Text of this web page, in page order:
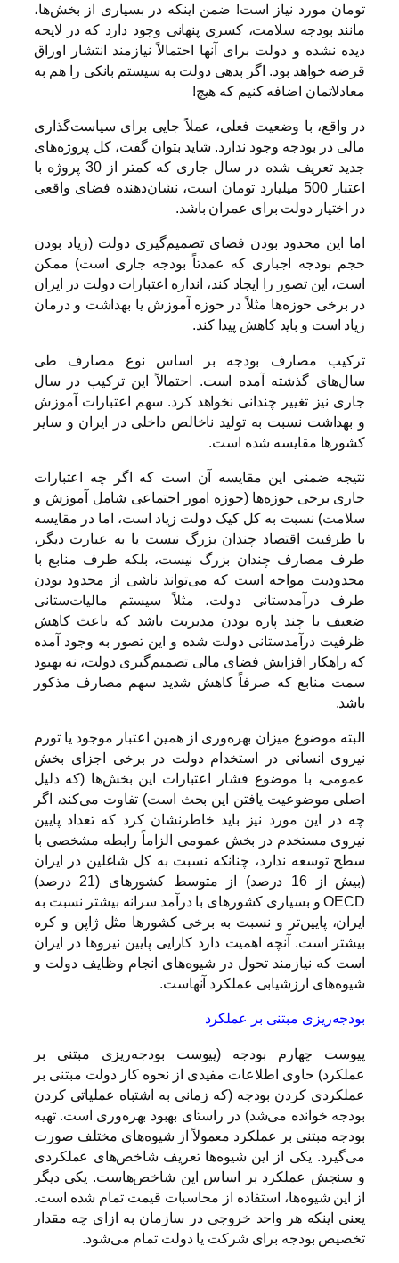
تومان مورد نیاز است! ضمن اینکه در بسیاری از بخش‌ها،‌
مانند بودجه سلامت، کسری پنهانی وجود دارد که در لایحه
دیده نشده و دولت برای آنها احتمالاً نیازمند انتشار اوراق
قرضه خواهد بود. اگر بدهی دولت به سیستم بانکی را هم به
معادلاتمان اضافه کنیم که هیچ!
در واقع، با وضعیت فعلی، عملاً جایی برای سیاست‌گذاری
مالی در بودجه وجود ندارد. شاید بتوان گفت، کل پروژه‌های
جدید تعریف شده در سال جاری که کمتر از 30 پروژه با
اعتبار 500 میلیارد تومان است، نشان‌دهنده فضای واقعی
در اختیار دولت برای عمران باشد.
اما این محدود بودن فضای تصمیم‌گیری دولت (زیاد بودن
حجم بودجه اجباری که عمدتاً بودجه جاری است) ممکن
است، این تصور را ایجاد کند، اندازه اعتبارات دولت در ایران
در برخی حوزه‌ها مثلاً در حوزه آموزش یا بهداشت و درمان
زیاد است و باید کاهش پیدا کند.
ترکیب مصارف بودجه بر اساس نوع مصارف طی
سال‌های گذشته آمده است. احتمالاً این ترکیب در سال
جاری نیز تغییر چندانی نخواهد کرد. سهم اعتبارات آموزش
و بهداشت نسبت به تولید ناخالص داخلی در ایران و سایر
کشورها مقایسه شده است.
نتیجه ضمنی این مقایسه آن است که اگر چه اعتبارات
جاری برخی حوزه‌ها (حوزه امور اجتماعی شامل آموزش و
سلامت) نسبت به کل کیک دولت زیاد است، اما در مقایسه
با ظرفیت اقتصاد چندان بزرگ نیست یا به عبارت دیگر،
طرف مصارف چندان بزرگ نیست، بلکه طرف منابع با
محدودیت مواجه است که می‌تواند ناشی از محدود بودن
طرف درآمدستانی دولت، مثلاً سیستم مالیات‌ستانی
ضعیف یا چند پاره بودن مدیریت باشد که باعث کاهش
ظرفیت درآمدستانی دولت شده و این تصور به وجود آمده
که راهکار افزایش فضای مالی تصمیم‌گیری دولت، نه بهبود
سمت منابع که صرفاً کاهش شدید سهم مصارف مذکور
باشد.
البته موضوع میزان بهره‌وری از همین اعتبار موجود یا تورم
نیروی انسانی در استخدام دولت در برخی اجزای بخش
عمومی، با موضوع فشار اعتبارات این بخش‌ها (که دلیل
اصلی موضوعیت یافتن این بحث است) تفاوت می‌کند، اگر
چه در این مورد نیز باید خاطرنشان کرد که تعداد پایین
نیروی مستخدم در بخش عمومی الزاماً رابطه مشخصی با
سطح توسعه ندارد، چنانکه نسبت به کل شاغلین در ایران
(بیش از 16 درصد) از متوسط کشورهای (21 درصد)
OECD و بسیاری کشورهای با درآمد سرانه بیشتر نسبت به
ایران، پایین‌تر و نسبت به برخی کشورها مثل ژاپن و کره
بیشتر است. آنچه اهمیت دارد کارایی پایین نیروها در ایران
است که نیازمند تحول در شیوه‌های انجام وظایف دولت و
شیوه‌های ارزشیابی عملکرد آنهاست.
بودجه‌ریزی مبتنی بر عملکرد
پیوست چهارم بودجه (پیوست بودجه‌ریزی مبتنی بر
عملکرد) حاوی اطلاعات مفیدی از نحوه کار دولت مبتنی بر
عملکردی کردن بودجه (که زمانی به اشتباه عملیاتی کردن
بودجه خوانده می‌شد) در راستای بهبود بهره‌وری است. تهیه
بودجه مبتنی بر عملکرد معمولاً از شیوه‌های مختلف صورت
می‌گیرد. یکی از این شیوه‌ها تعریف شاخص‌های عملکردی
و سنجش عملکرد بر اساس این شاخص‌هاست. یکی دیگر
از این شیوه‌ها، استفاده از محاسبات قیمت تمام شده است.
یعنی اینکه هر واحد خروجی در سازمان به ازای چه مقدار
تخصیص بودجه برای شرکت یا دولت تمام می‌شود.